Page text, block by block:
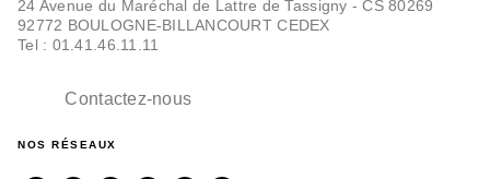
24 Avenue du Maréchal de Lattre de Tassigny - CS 80269
92772 BOULOGNE-BILLANCOURT CEDEX
Tel : 01.41.46.11.11
Contactez-nous
NOS RÉSEAUX